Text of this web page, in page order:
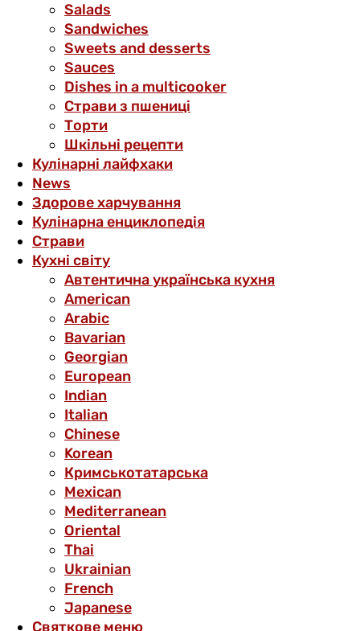
Salads
Sandwiches
Sweets and desserts
Sauces
Dishes in a multicooker
Страви з пшениці
Торти
Шкільні рецепти
Кулінарні лайфхаки
News
Здорове харчування
Кулінарна енциклопедія
Страви
Кухні світу
Автентична українська кухня
American
Arabic
Bavarian
Georgian
European
Indian
Italian
Chinese
Korean
Кримськотатарська
Mexican
Mediterranean
Oriental
Thai
Ukrainian
French
Japanese
Святкове меню